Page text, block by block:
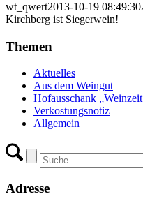
wt_qwert2013-10-19 08:49:30
Kirchberg ist Siegerwein!
Themen
Aktuelles
Aus dem Weingut
Hofausschank
Verkostungsnotiz
Allgemein
Adresse